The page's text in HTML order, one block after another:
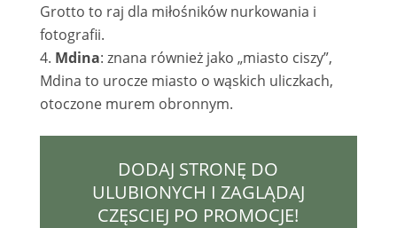
Grotto to raj dla miłośników nurkowania i
fotografii.
Mdina: znana również jako „miasto ciszy”,
Mdina to urocze miasto o wąskich uliczkach,
otoczone murem obronnym.
DODAJ STRONĘ DO
ULUBIONYCH I ZAGLĄDAJ
CZĘSCIEJ PO PROMOCJE!